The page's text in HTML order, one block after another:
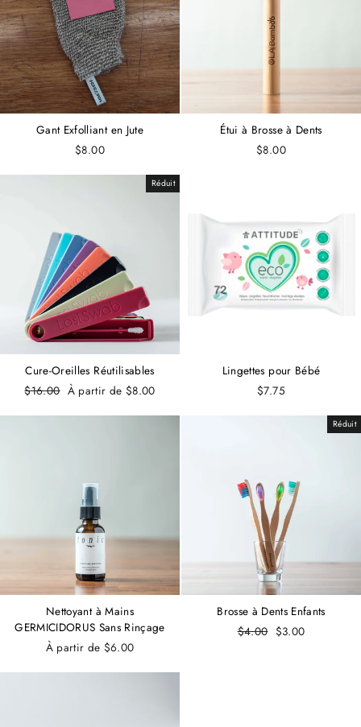
Gant Exfolliant en Jute
$8.00
Étui à Brosse à Dents
$8.00
Réduit
Cure-Oreilles Réutilisables
Prix
$16.00 Prix
À partir de $8.00
Lingettes pour Bébé
$7.75
Nettoyant à Mains
GERMICIDORUS Sans Rinçage
À partir de $6.00
Réduit
Brosse à Dents Enfants
Prix
$4.00 Prix
$3.00